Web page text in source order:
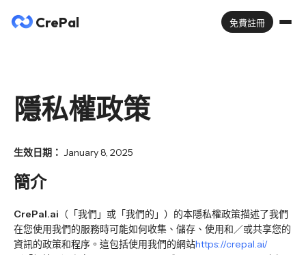
CrePal 免費註冊
隱私權政策
生效日期： January 8, 2025
簡介
CrePal.ai （「我們」或「我們的」）的本隱私權政策描述了我們
在您使用我們的服務時可能如何收集、儲存、使用和／或共享您的
資訊的政策和程序。這包括使用我們的網站https://crepal.ai/